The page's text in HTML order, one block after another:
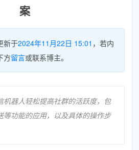
案
新于2024年11月22日 15:01 ，若内
方留言或联系博主。
机器人轻松提高社群的活跃度，包
等功能的应用，以及具体的操作步